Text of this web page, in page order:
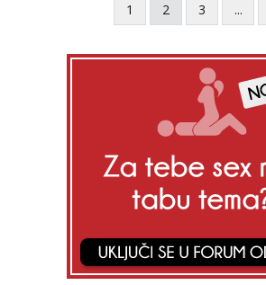
1 2 3 ...